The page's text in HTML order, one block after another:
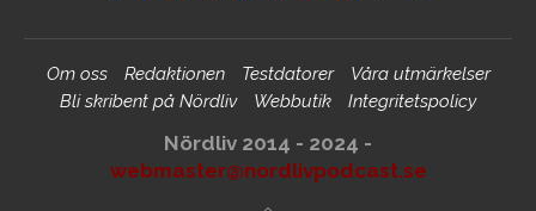
Om oss Redaktionen Testdatorer
Våra utmärkelser
Bli skribent på Nördliv
Webbutik Integritetspolicy
Nördliv 2014 - 2024 -
webmaster@nordlivpodcast.se